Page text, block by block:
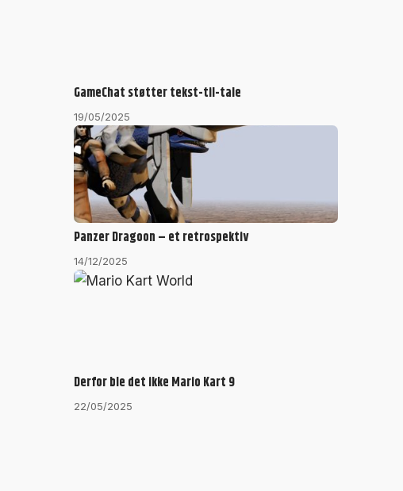
GameChat støtter tekst-til-tale
19/05/2025
Panzer Dragoon – et retrospektiv
14/12/2025
Derfor ble det ikke Mario Kart 9
22/05/2025